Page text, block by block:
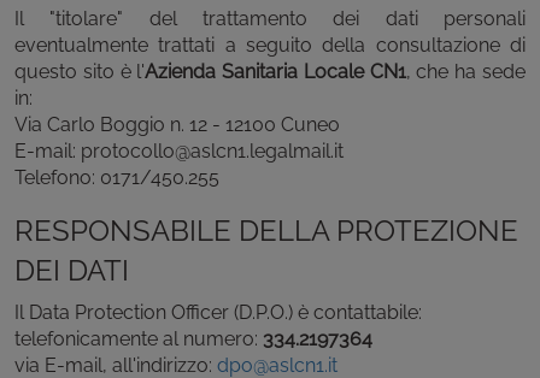
Il "titolare" del trattamento dei dati personali
eventualmente trattati a seguito della consultazione di
questo sito è l'Azienda Sanitaria Locale CN1, che ha sede
in:
Via Carlo Boggio n. 12 - 12100 Cuneo
E-mail: protocollo@aslcn1.legalmail.it
Telefono: 0171/450.255
RESPONSABILE DELLA PROTEZIONE
DEI DATI
Il Data Protection Officer (D.P.O.) è contattabile:
telefonicamente al numero: 334.2197364
via E-mail, all'indirizzo: dpo@aslcn1.it